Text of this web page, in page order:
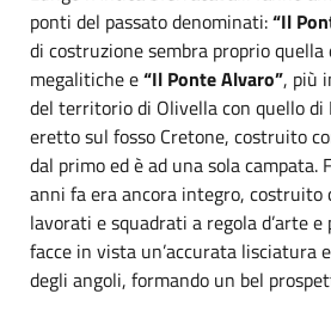
ponti del passato denominati:“Il
di costruzione sembra proprio
megalitiche e“Il Ponte Alvaro”, più
del territorio di Olivella con quello di
eretto sul fosso Cretone, costruito
dal primo ed è ad una sola campata.
anni fa era ancora integro, costruito
lavorati e squadrati a regola d’arte
facce in vista un’accurata lisciatura
degli angoli, formando un bel